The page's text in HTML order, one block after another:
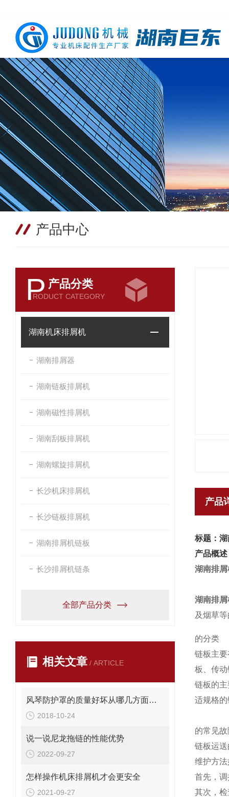
产品中心
P 产品分类
RODUCT CATEGORY
湖南机床排屑机
湖南排屑器
湖南链板排屑机
湖南磁性排屑机
湖南刮板排屑机
湖南螺旋排屑机
长沙机床排屑机
长沙链板排屑机
湖南排屑机链板
长沙排屑机链条
全部产品分类
相关文章 / ARTICLE
风琴防护罩的质量好坏从哪几方面区分
2018-10-24
说一说尼龙拖链的性能优势
2022-09-27
怎样操作机床排屑机才会更安全
2021-09-27
产品
标题：
产品概述
湖南排
湖南排
及烟草
的分类
链板主
板、传
链板的
适规格
的常见
链板运
维护方
首先，
其次，